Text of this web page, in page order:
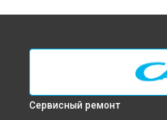
Сервисный ремонт